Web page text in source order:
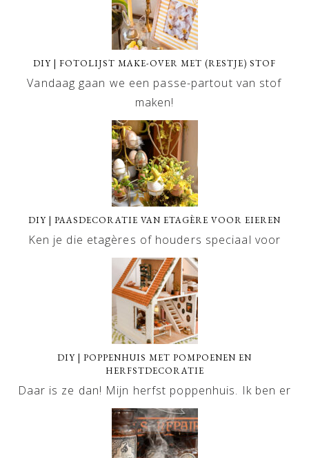
DIY | FOTOLIJST MAKE-OVER MET (RESTJE) STOF
Vandaag gaan we een passe-partout van stof
maken!
DIY | PAASDECORATIE VAN ETAGÈRE VOOR EIEREN
Ken je die etagères of houders speciaal voor
DIY | POPPENHUIS MET POMPOENEN EN
HERFSTDECORATIE
Daar is ze dan! Mijn herfst poppenhuis. Ik ben er